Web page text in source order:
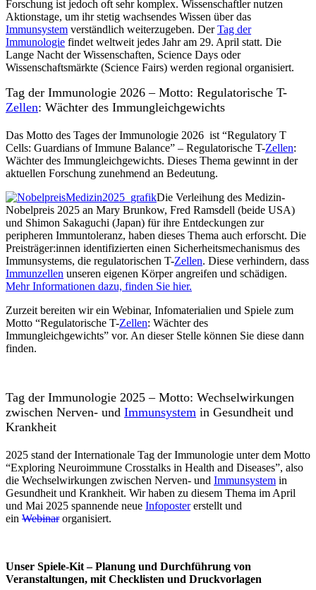
Forschung ist jedoch oft sehr komplex. Wissenschaftler nutzen
Aktionstage, um ihr stetig wachsendes Wissen über das
Immunsystem verständlich weiterzugeben. DerTag der
Immunologie findet weltweit jedes Jahr am 29. April statt. Die
Lange Nacht der Wissenschaften, Science Days oder
Wissenschaftsmärkte (Science Fairs) werden regional organisiert.
Tag der Immunologie 2026 – Motto: Regulatorische T-
Zellen: Wächter des Immungleichgewichts
Das Motto des Tages der Immunologie 2026 ist “Regulatory T
Cells: Guardians of Immune Balance” – Regulatorische T-Zellen:
Wächter des Immungleichgewichts. Dieses Thema gewinnt in der
aktuellen Forschung zunehmend an Bedeutung.
Die Verleihung des Medizin-
Nobelpreis 2025 an Mary Brunkow, Fred Ramsdell (beide USA)
und Shimon Sakaguchi (Japan) für ihre Entdeckungen zur
peripheren Immuntoleranz, haben dieses Thema auch erforscht. Die
Preisträger:innen identifizierten einen Sicherheitsmechanismus des
Immunsystems, die regulatorischen T-Zellen. Diese verhindern, dass
Immunzellen unseren eigenen Körper angreifen und schädigen.
Mehr Informationen dazu, finden Sie hier.
Zurzeit bereiten wir ein Webinar, Infomaterialien und Spiele zum
Motto “Regulatorische T-Zellen: Wächter des
Immungleichgewichts” vor. An dieser Stelle können Sie diese dann
finden.
Tag der Immunologie 2025 – Motto: Wechselwirkungen
zwischen Nerven- und Immunsystem in Gesundheit und
Krankheit
2025 stand der Internationale Tag der Immunologie unter dem Motto
“Exploring Neuroimmune Crosstalks in Health and Diseases”, also
die Wechselwirkungen zwischen Nerven- und Immunsystem in
Gesundheit und Krankheit. Wir haben zu diesem Thema im April
und Mai 2025 spannende neue Infopostererstellt und
ein Webinarorganisiert.
Unser Spiele-Kit – Planung und Durchführung von
Veranstaltungen, mit Checklisten und Druckvorlagen